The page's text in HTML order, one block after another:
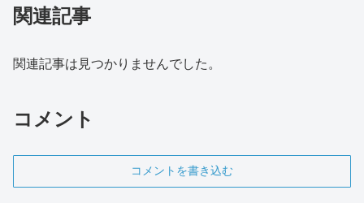
関連記事
関連記事は見つかりませんでした。
コメント
コメントを書き込む